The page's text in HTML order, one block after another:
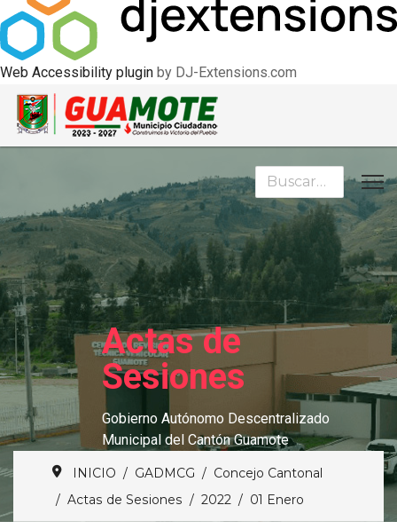
Web Accessibility plugin by DJ-Extensions.com
Buscar
Actas de
Sesiones
Gobierno Autónomo Descentralizado
Municipal del Cantón Guamote
INICIO GADMCG
Concejo Cantonal
Actas de Sesiones
2022 01 Enero